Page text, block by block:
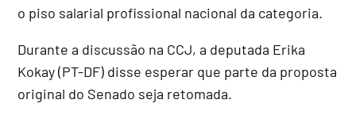
o piso salarial profissional nacional da categoria.
Durante a discussão na CCJ, a deputada Erika
Kokay (PT-DF) disse esperar que parte da proposta
original do Senado seja retomada.